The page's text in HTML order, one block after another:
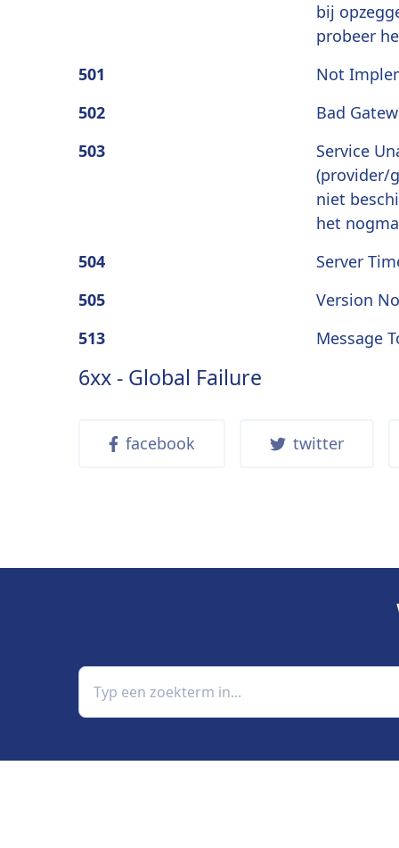
bij
probeer
501
Not
502
Bad
503
Service
(provider/
niet
het
504
Server
505
Version
513
Message
6xx - Global Failure
facebook twitter